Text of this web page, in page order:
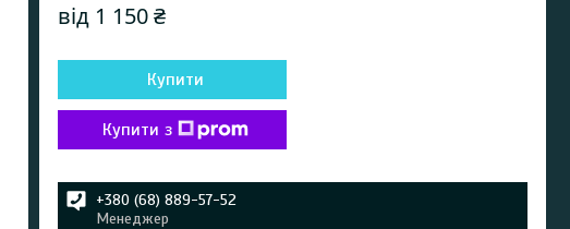
від 1 150 ₴
Купити
Купити з
+380 (68) 889-57-52
Менеджер